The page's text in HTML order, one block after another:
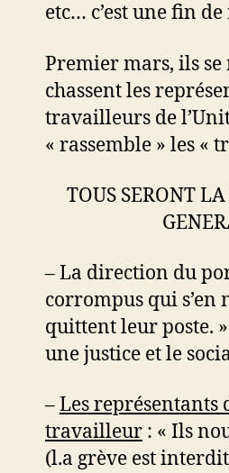
etc… c’est une fin
Premier mars, ils
chassent les
travailleurs de
« rassemble » les «
TOUS SERONT
– La direction du
corrompus qui
quittent leur poste. »
une justice et le
–Les
travailleur : « Ils
(l.a grève est